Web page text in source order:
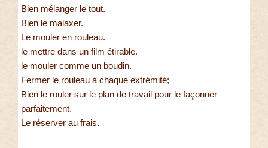
Bien mélanger le tout.
Bien le malaxer.
Le mouler en rouleau.
le mettre dans un film étirable.
le mouler comme un boudin.
Fermer le rouleau à chaque extrémité;
Bien le rouler sur le plan de travail pour le façonner
parfaitement.
Le réserver au frais.